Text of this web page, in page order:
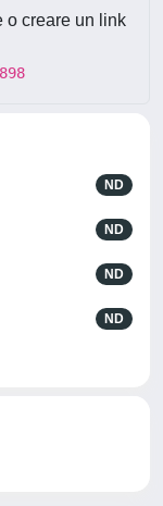
o creare un link
ND
ND
ND
ND